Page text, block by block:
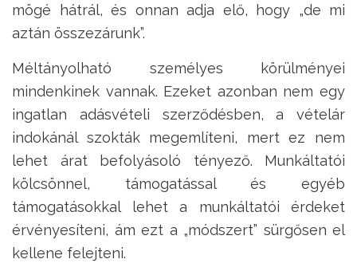
mögé hátrál, és onnan adja elő, hogy „de mi
aztán összezárunk”.
Méltányolható személyes körülményei
mindenkinek vannak. Ezeket azonban nem egy
ingatlan adásvételi szerződésben, a vételár
indokánál szokták megemlíteni, mert ez nem
lehet árat befolyásoló tényező. Munkáltatói
kölcsönnel, támogatással és egyéb
támogatásokkal lehet a munkáltatói érdeket
érvényesíteni, ám ezt a „módszert” sürgősen el
kellene felejteni.